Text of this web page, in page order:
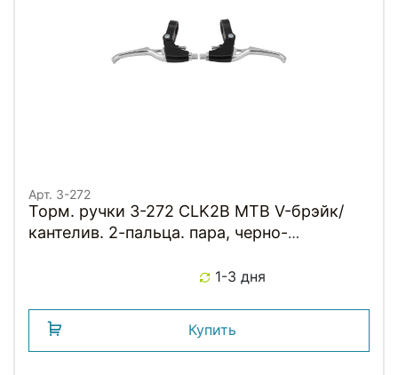
Арт. 3-272
Торм. ручки 3-272 CLK2B MTB V-брэйк/
кантелив. 2-пальца. пара, черно-
1-3 дня
Купить